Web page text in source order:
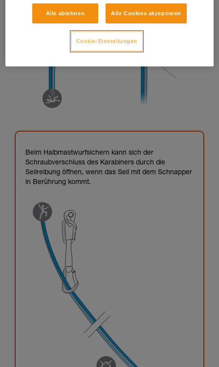
Beim Halbmastwurfsichern kann sich der
Schraubverschluss des Karabiners durch die
Seilreibung öffnen, wenn das Seil mit dem Schnapper
in Berührung kommt.
Alle ablehnen Alle Cookies akzeptieren
Cookie-Einstellungen